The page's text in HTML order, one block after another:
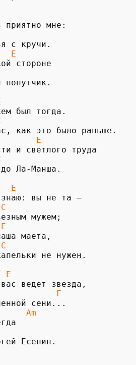
E
попутчик.
E
Ла-Манша.
E
не нужен.
F
сени...
Am
Есенин.